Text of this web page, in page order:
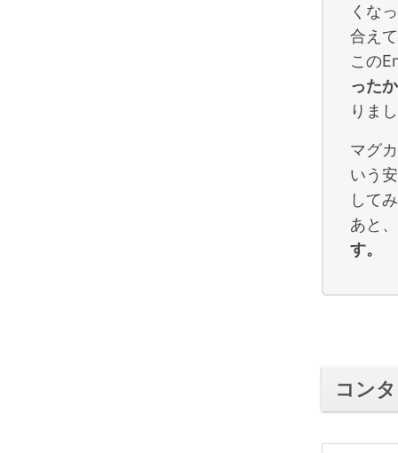
くな
合え
この
った
りま
マグ
いう
して
あと
す。
コン